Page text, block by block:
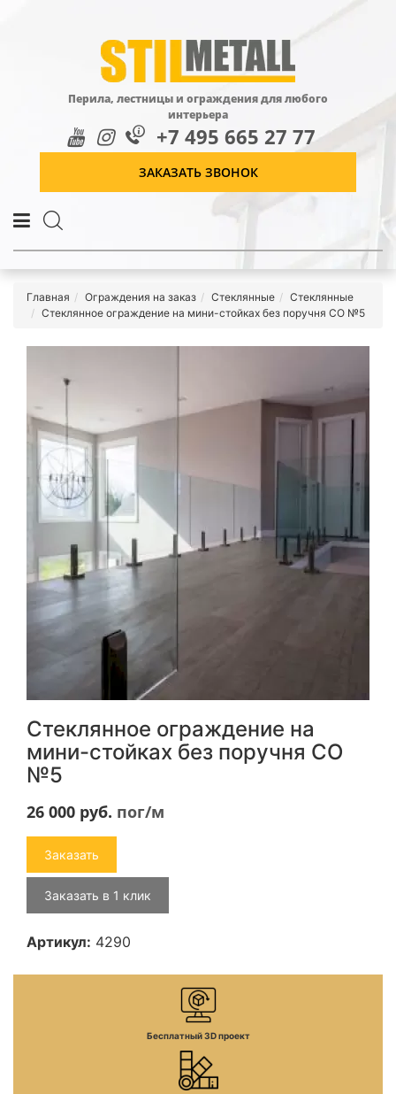
Перила, лестницы и ограждения для любого
интерьера
+7 495 665 27 77
ЗАКАЗАТЬ ЗВОНОК
Главная Ограждения на заказ Стеклянные
Стеклянные
Стеклянное ограждение на мини-стойках без поручня СО №5
Стеклянное ограждение на
мини-стойках без поручня СО
№5
26 000 руб. пог/м
Заказать
Заказать в 1 клик
Артикул: 4290
Бесплатный 3D проект